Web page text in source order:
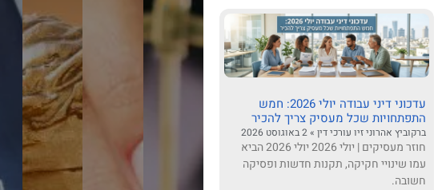
עדכוני דיני עבודה יולי 2026: חמש
התפתחויות שכל מעסיק צריך להכיר
ברקוביץ אהרוני זיו עורכי דין
חוזר מעסיקים | יולי 2026 יולי 2026 הביא
עמו שינויי חקיקה, תקנות חדשות ופסיקה
חשובה.